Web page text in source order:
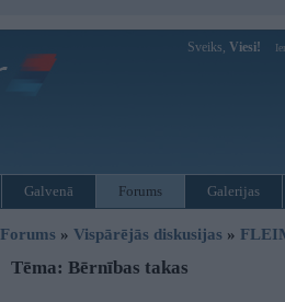
Sveiks, Viesi!
Galvenā Forums Galerijas
Forums » Vispārējās diskusijas »
Tēma: Bērnības takas